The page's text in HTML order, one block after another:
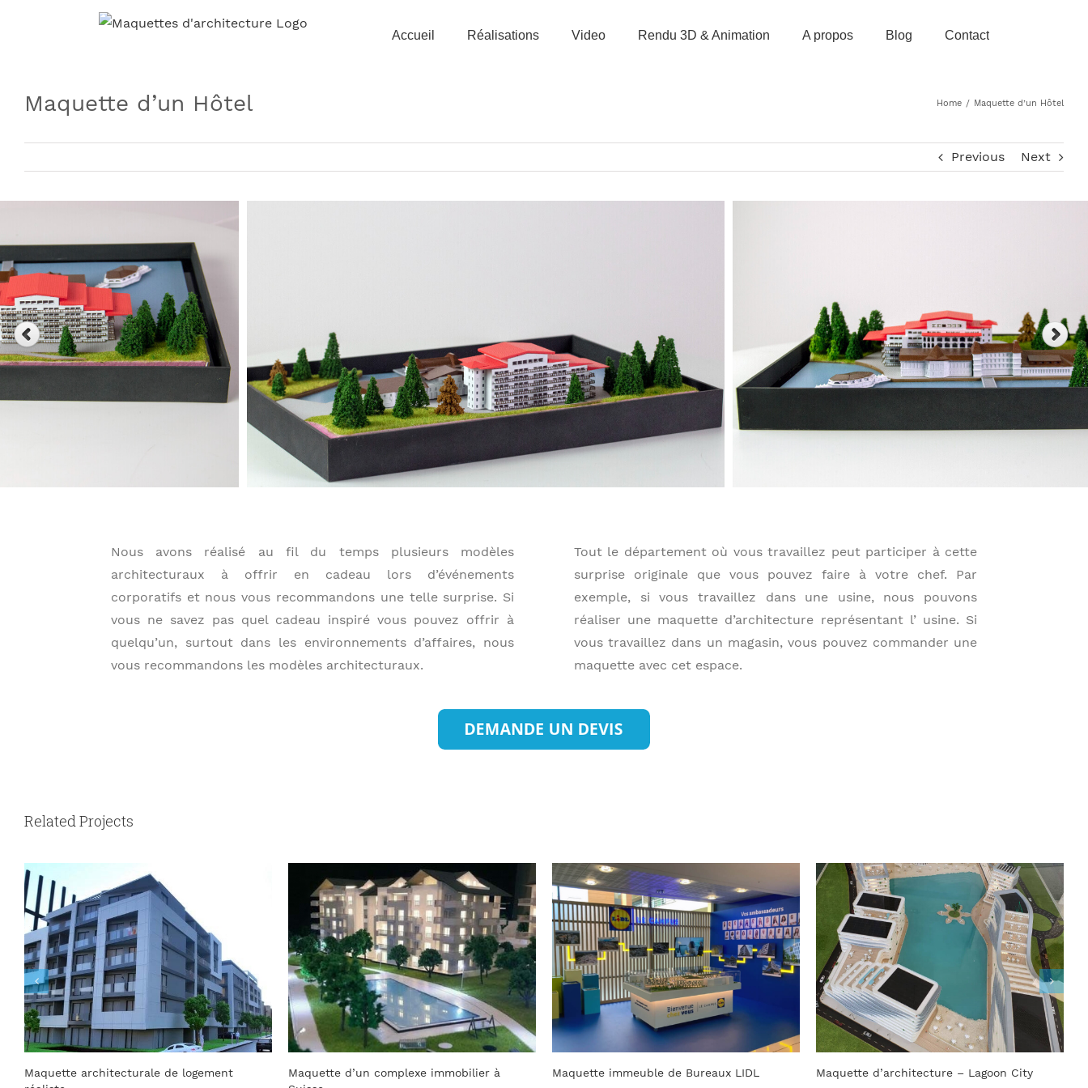
Accueil Réalisations Video Rendu 3D & Animation A propos Blog Contact
Maquette d’un Hôtel Home / Maquette d’un Hôtel
Previous Next
Nous avons réalisé au fil du temps plusieurs modèles
architecturaux à offrir en cadeau lors d’événements
corporatifs et nous vous recommandons une telle surprise. Si
vous ne savez pas quel cadeau inspiré vous pouvez offrir à
quelqu’un, surtout dans les environnements d’affaires, nous
vous recommandons les modèles architecturaux.
Tout le département où vous travaillez peut participer à cette
surprise originale que vous pouvez faire à votre chef. Par
exemple, si vous travaillez dans une usine, nous pouvons
réaliser une maquette d’architecture représentant l’ usine. Si
vous travaillez dans un magasin, vous pouvez commander une
maquette avec cet espace.
Related Projects
Maquette d’un complexe immobilier à
Maquette immeuble de Bureaux LIDL Maquette d’architecture – Lagoon City
Maquette d’architecture pour hôtel – Le